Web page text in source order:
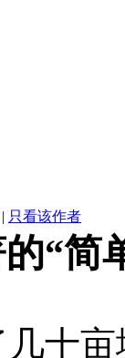
| 只看该作者
“简
十亩